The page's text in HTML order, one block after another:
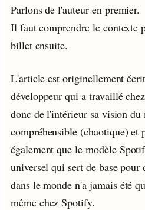
Parlons de l'auteur en premier.
Il faut comprendre le contexte
billet ensuite.
L'article est originellement
développeur qui a travaillé
donc de l'intérieur sa vision
compréhensible (chaotique)
également que le modèle
universel qui sert de base pour
dans le monde n'a jamais été
même chez Spotify.